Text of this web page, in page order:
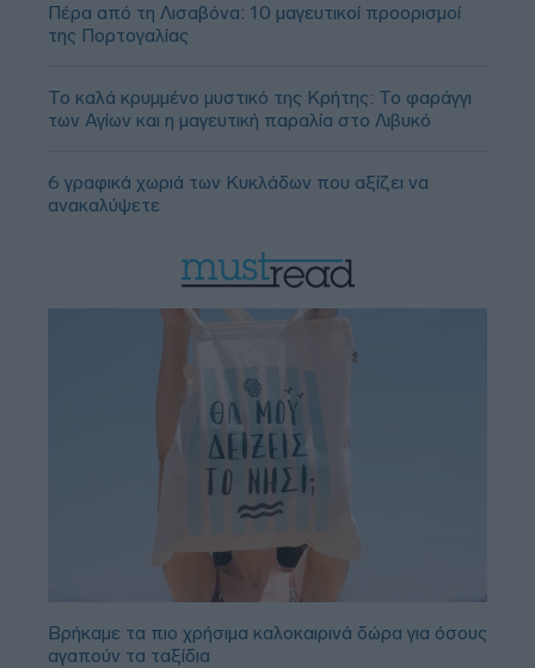
Πέρα από τη Λισαβόνα: 10 μαγευτικοί προορισμοί
της Πορτογαλίας
Το καλά κρυμμένο μυστικό της Κρήτης: Το φαράγγι
των Αγίων και η μαγευτική παραλία στο Λιβυκό
6 γραφικά χωριά των Κυκλάδων που αξίζει να
ανακαλύψετε
Βρήκαμε τα πιο χρήσιμα καλοκαιρινά δώρα για όσους
αγαπούν τα ταξίδια